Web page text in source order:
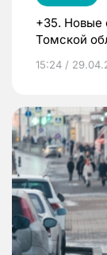
+35. Новые
Томской
15:24 /